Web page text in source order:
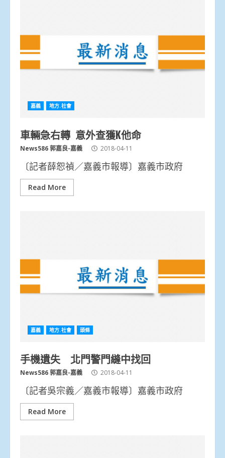
嘉義 地方.社會
車輛急右轉 意外查獲K他命
News586 郭嘉良-嘉義 2018-04-11
〔記者薛恕禎／嘉義市報導〕嘉義市政府
Read More
嘉義 地方.社會 頭條
手機遺失 北門警門縫中找回
News586 郭嘉良-嘉義 2018-04-11
〔記者吳宗義／嘉義市報導〕嘉義市政府
Read More